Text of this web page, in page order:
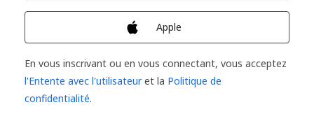
Apple
En vous inscrivant ou en vous connectant, vous acceptez
l'Entente avec l'utilisateuret la Politique de
confidentialité.